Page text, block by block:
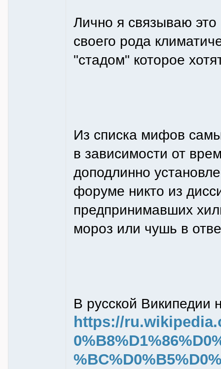
Лично я связываю это
своего рода
"cтадом" которое
Из списка мифов
в зависимости от
доподлинно
форуме никто из
предпринимавших
мороз или чушь в
В русской Википедии
https://